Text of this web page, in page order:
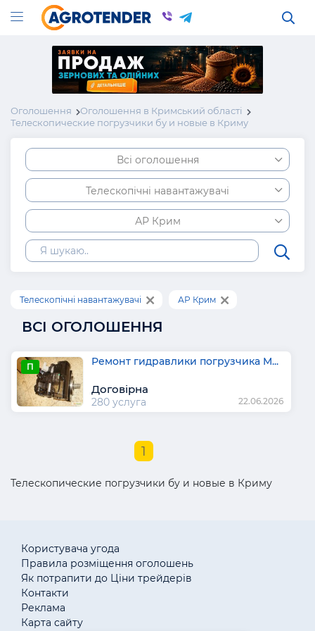
Оголошення
Оголошення в Кримський області
Телескопические погрузчики бу и новые в Криму
Всі оголошення
Телескопічні навантажувачі
АР Крим
Телескопічні навантажувачі АР Крим
ВСІ ОГОЛОШЕННЯ
П Ремонт гидравлики погрузчика M...
Договірна
280 услуга 22.06.2026
1
Телескопические погрузчики бу и новые в Криму
Користувача угода
Правила розміщення оголошень
Як потрапити до Ціни трейдерів
Контакти
Реклама
Карта сайту